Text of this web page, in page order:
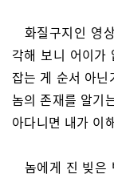
화질구지인 영
각해 보니 어이가
잡는 게 순서 아
놈의 존재를 알기
아다니면 내가 이
놈에게 진 빚은